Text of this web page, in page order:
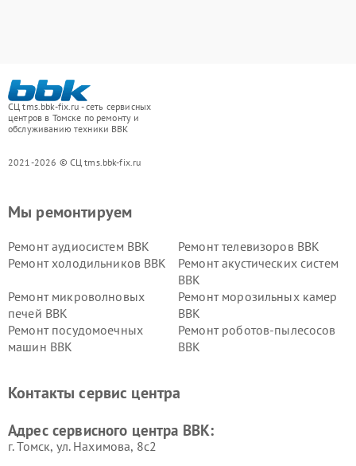
СЦ tms.bbk-fix.ru - сеть сервисных
центров в Томске по ремонту и
обслуживанию техники BBK
2021-2026 © СЦ tms.bbk-fix.ru
Мы ремонтируем
Ремонт аудиосистем BBK
Ремонт телевизоров BBK
Ремонт холодильников BBK
Ремонт акустических систем
BBK
Ремонт микроволновых
печей BBK
Ремонт морозильных камер
BBK
Ремонт посудомоечных
машин BBK
Ремонт роботов-пылесосов
BBK
Ремонт винных шкафов BBK
Контакты сервис центра
Адрес сервисного центра BBK:
г. Томск, ул. Нахимова, 8с2